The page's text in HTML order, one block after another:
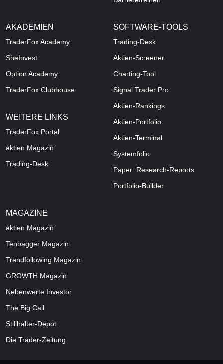
AKADEMIEN
TraderFox Academy
SheInvest
Option Academy
TraderFox Clubhouse
WEITERE LINKS
TraderFox Portal
aktien Magazin
Trading-Desk
SOFTWARE-TOOLS
Trading-Desk
Aktien-Screener
Charting-Tool
Signal Trader Pro
Aktien-Rankings
Aktien-Portfolio
Aktien-Terminal
Systemfolio
Paper: Research-Reports
Portfolio-Builder
MAGAZINE
aktien Magazin
Tenbagger Magazin
Trendfollowing Magazin
GROWTH Magazin
Nebenwerte Investor
The Big Call
Stillhalter-Depot
Die Trader-Zeitung